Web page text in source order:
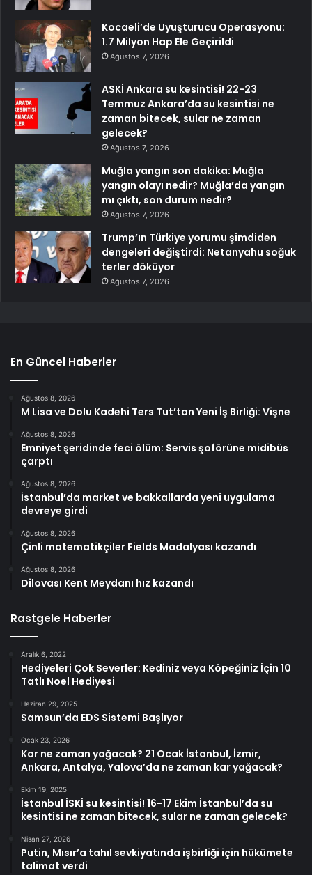
Kocaeli’de Uyuşturucu Operasyonu:
1.7 Milyon Hap Ele Geçirildi
Ağustos 7, 2026
ASKİ Ankara su kesintisi! 22-23
Temmuz Ankara’da su kesintisi ne
zaman bitecek, sular ne zaman
gelecek?
Ağustos 7, 2026
Muğla yangın son dakika: Muğla
yangın olayı nedir? Muğla’da yangın
mı çıktı, son durum nedir?
Ağustos 7, 2026
Trump’ın Türkiye yorumu şimdiden
dengeleri değiştirdi: Netanyahu soğuk
terler döküyor
Ağustos 7, 2026
En Güncel Haberler
Ağustos 8, 2026
M Lisa ve Dolu Kadehi Ters Tut’tan Yeni İş Birliği: Vişne
Ağustos 8, 2026
Emniyet şeridinde feci ölüm: Servis şoförüne midibüs
çarptı
Ağustos 8, 2026
İstanbul’da market ve bakkallarda yeni uygulama
devreye girdi
Ağustos 8, 2026
Çinli matematikçiler Fields Madalyası kazandı
Ağustos 8, 2026
Dilovası Kent Meydanı hız kazandı
Rastgele Haberler
Aralık 6, 2022
Hediyeleri Çok Severler: Kediniz veya Köpeğiniz İçin 10
Tatlı Noel Hediyesi
Haziran 29, 2025
Samsun’da EDS Sistemi Başlıyor
Ocak 23, 2026
Kar ne zaman yağacak? 21 Ocak İstanbul, İzmir,
Ankara, Antalya, Yalova’da ne zaman kar yağacak?
Ekim 19, 2025
İstanbul İSKİ su kesintisi! 16-17 Ekim İstanbul’da su
kesintisi ne zaman bitecek, sular ne zaman gelecek?
Nisan 27, 2026
Putin, Mısır’a tahıl sevkiyatında işbirliği için hükümete
talimat verdi